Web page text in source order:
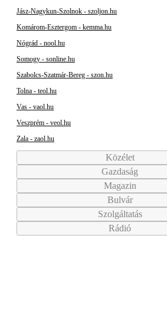
Jász-Nagykun-Szolnok - szoljon.hu
Komárom-Esztergom - kemma.hu
Nógrád - nool.hu
Somogy - sonline.hu
Szabolcs-Szatmár-Bereg - szon.hu
Tolna - teol.hu
Vas - vaol.hu
Veszprém - veol.hu
Zala - zaol.hu
Közélet
Gazdaság
Magazin
Bulvár
Szolgáltatás
Rádió